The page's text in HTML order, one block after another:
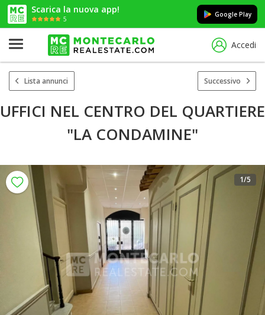
Scarica la nuova app!
5
Google Play
Accedi
Lista annunci Successivo
UFFICI NEL CENTRO DEL QUARTIERE
"LA CONDAMINE"
1/5